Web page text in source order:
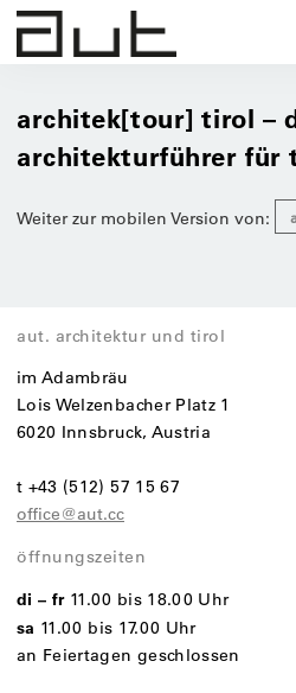
architek[tour] tirol –
architekturführer für
Weiter zur mobilen Version von:
aut. architektur und tirol
im Adambräu
Lois Welzenbacher Platz 1
6020 Innsbruck, Austria
t +43 (512) 57 15 67
office@aut.cc
öffnungszeiten
di – fr 11.00 bis 18.00 Uhr
sa 11.00 bis 17.00 Uhr
an Feiertagen geschlossen